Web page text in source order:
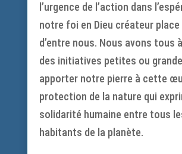
l’urgence de l’action dans
notre foi en Dieu créateur place
d’entre nous. Nous avons tous
des initiatives petites ou
apporter notre pierre à cette
protection de la nature qui
solidarité humaine entre tous
habitants de la planète.